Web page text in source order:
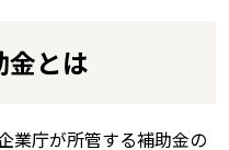
金とは
業庁が所管する補助金の